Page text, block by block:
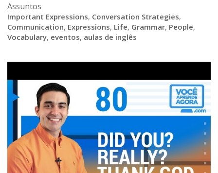
Assuntos
Important Expressions, Conversation Strategies,
Communication, Expressions, Life, Grammar, People,
Vocabulary, eventos, aulas de inglês